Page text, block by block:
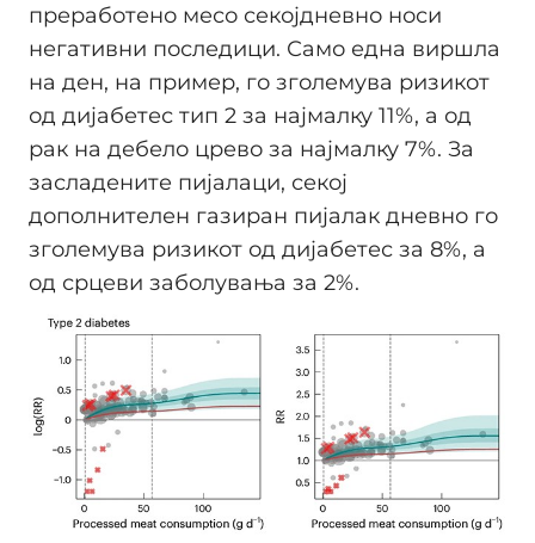
преработено месо секојдневно носи
негативни последици. Само една виршла
на ден, на пример, го зголемува ризикот
од дијабетес тип 2 за најмалку 11%, а од
рак на дебело црево за најмалку 7%. За
засладените пијалаци, секој
дополнителен газиран пијалак дневно го
зголемува ризикот од дијабетес за 8%, а
од срцеви заболувања за 2%.